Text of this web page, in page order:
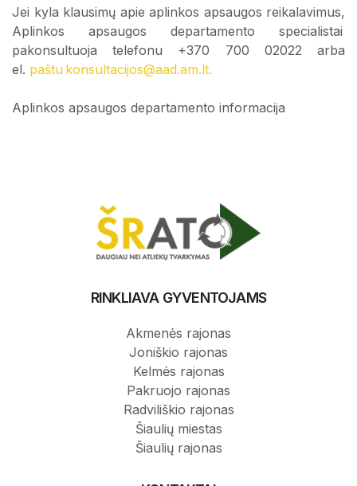
Jei kyla klausimų apie aplinkos apsaugos reikalavimus,
Aplinkos apsaugos departamento specialistai
pakonsultuoja telefonu +370 700 02022 arba
el. paštu konsultacijos@aad.am.lt.
Aplinkos apsaugos departamento informacija
RINKLIAVA GYVENTOJAMS
Akmenės rajonas
Joniškio rajonas
Kelmės rajonas
Pakruojo rajonas
Radviliškio rajonas
Šiaulių miestas
Šiaulių rajonas